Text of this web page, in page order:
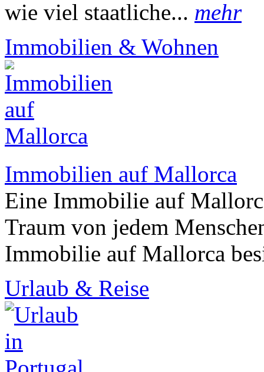
wie viel staatliche... mehr
Immobilien & Wohnen
Immobilien auf Mallorca
Eine Immobilie auf
Traum von jedem
Immobilie auf Mallorca
Urlaub & Reise